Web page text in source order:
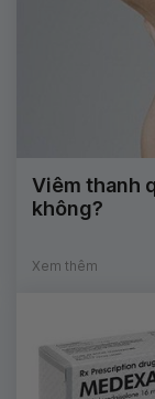
Viêm thanh
không?
Xem thêm